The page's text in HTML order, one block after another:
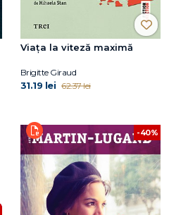
Viața la viteză maximă
Brigitte Giraud
31.19 lei 62.37 lei
-40%